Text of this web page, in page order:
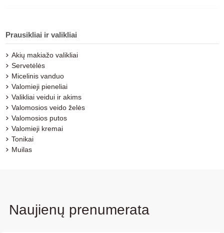
Prausikliai ir valikliai
Akių makiažo valikliai
Servetėlės
Micelinis vanduo
Valomieji pieneliai
Valikliai veidui ir akims
Valomosios veido želės
Valomosios putos
Valomieji kremai
Tonikai
Muilas
Naujienų prenumerata